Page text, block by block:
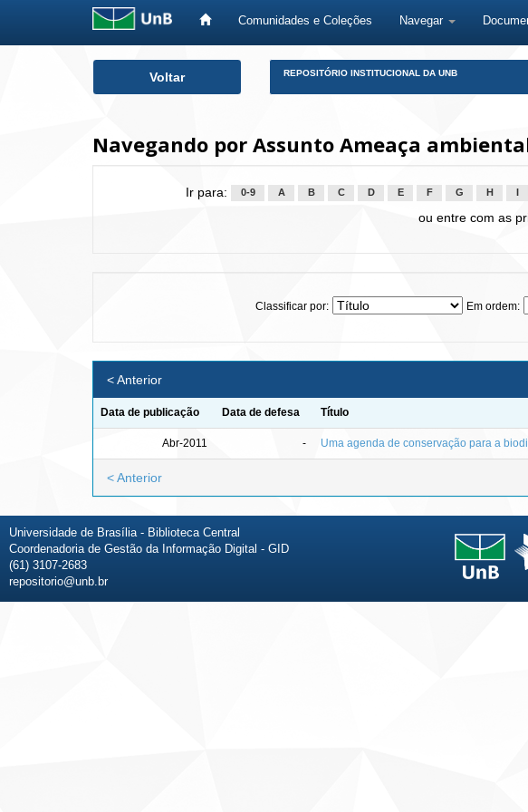
Comunidades e Coleções Navegar
Voltar REPOSITÓRIO INSTITUCIONAL DA UNB
Navegando por Assunto Ameaça
Ir para: 0-9 A B C D E F G H
ou entre com as
Classificar por: Em ordem:
< Anterior
Data de publicação Data de defesa Título
Abr-2011 - Uma agenda de conservação para a
< Anterior
Universidade de Brasília - Biblioteca Central
Coordenadoria de Gestão da Informação Digital - GID
(61) 3107-2683
repositorio@unb.br